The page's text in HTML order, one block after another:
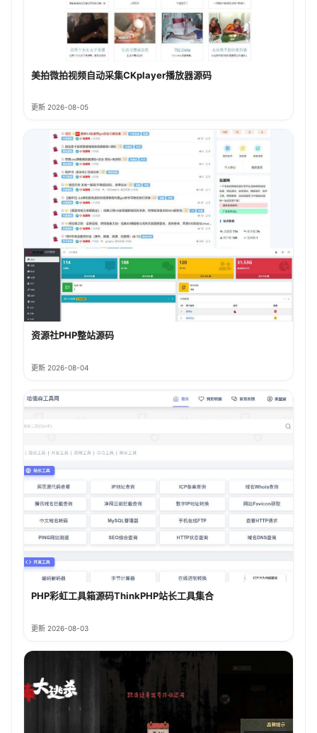
美拍微拍视频自动采集CKplayer播放器源码
更新 2026-08-05
资源社PHP整站源码
更新 2026-08-04
PHP彩虹工具箱源码ThinkPHP站长工具集合
更新 2026-08-03